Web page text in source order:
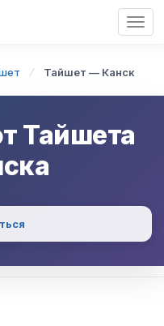
Тайшет — Канск
Тайшета